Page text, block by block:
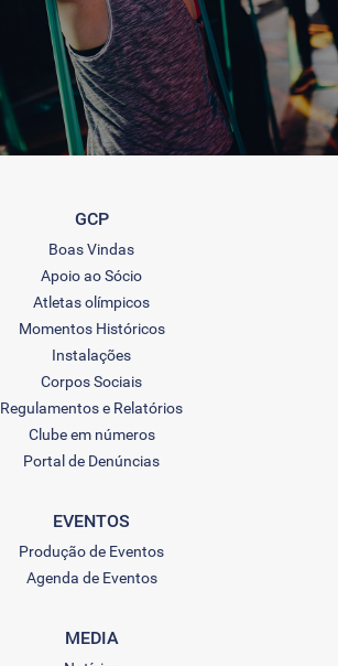
GCP
Boas Vindas
Apoio ao Sócio
Atletas olímpicos
Momentos Históricos
Instalações
Corpos Sociais
Regulamentos e Relatórios
Clube em números
Portal de Denúncias
EVENTOS
Produção de Eventos
Agenda de Eventos
MEDIA